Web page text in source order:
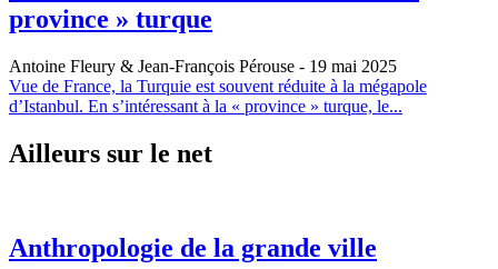
province » turque
Antoine Fleury & Jean-François Pérouse - 19 mai 2025
Vue de France, la Turquie est souvent réduite à la mégapole
d’Istanbul. En s’intéressant à la « province » turque, le...
Ailleurs sur le net
Anthropologie de la grande ville